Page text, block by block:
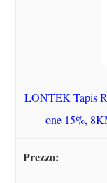
LONTEK Tapis
one 15%,